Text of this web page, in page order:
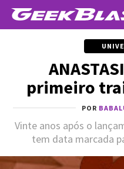
primeiro
POR
Vinte anos após o
tem data marcada